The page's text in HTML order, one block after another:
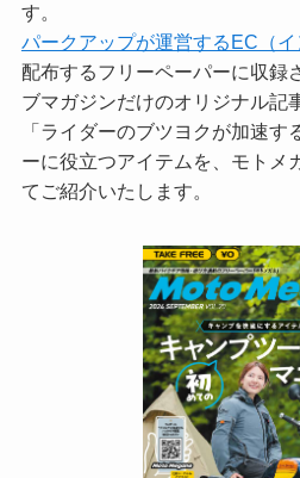
す。
パークアップが運営するEC（イ
配布するフリーペーパーに収録
ブマガジンだけのオリジナル記
「ライダーのブツヨクが加速
ーに役立つアイテムを、モトメ
てご紹介いたします。